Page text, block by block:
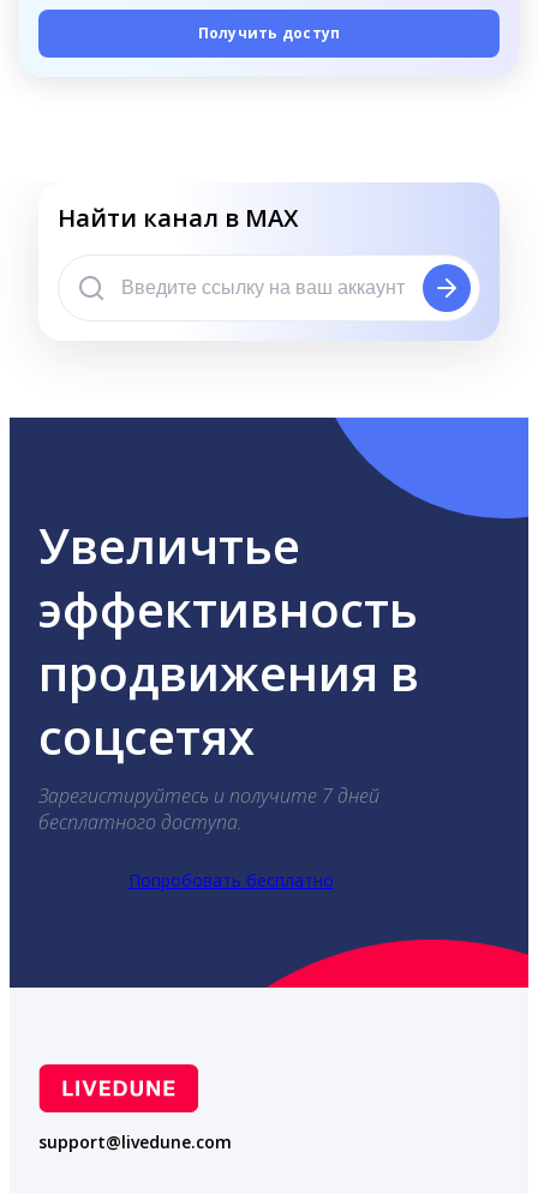
Получить доступ
Найти канал в MAX
Увеличтье
эффективность
продвижения в
соцсетях
Зарегистируйтесь и получите 7 дней
бесплатного доступа.
Попробовать бесплатно
support@livedune.com